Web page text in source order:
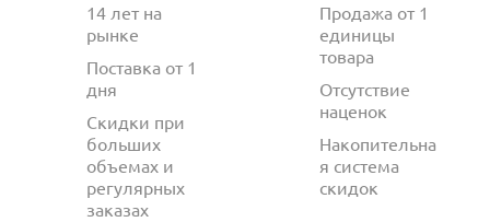
14 лет на
рынке
Поставка от 1
дня
Скидки при
больших
объемах и
регулярных
заказах
Продажа от 1
единицы
товара
Отсутствие
наценок
Накопительна
я система
скидок